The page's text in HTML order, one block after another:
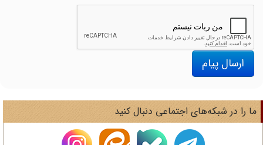
ارسال پیام
را در شبکه‌های اجتماعی دنبال کنید